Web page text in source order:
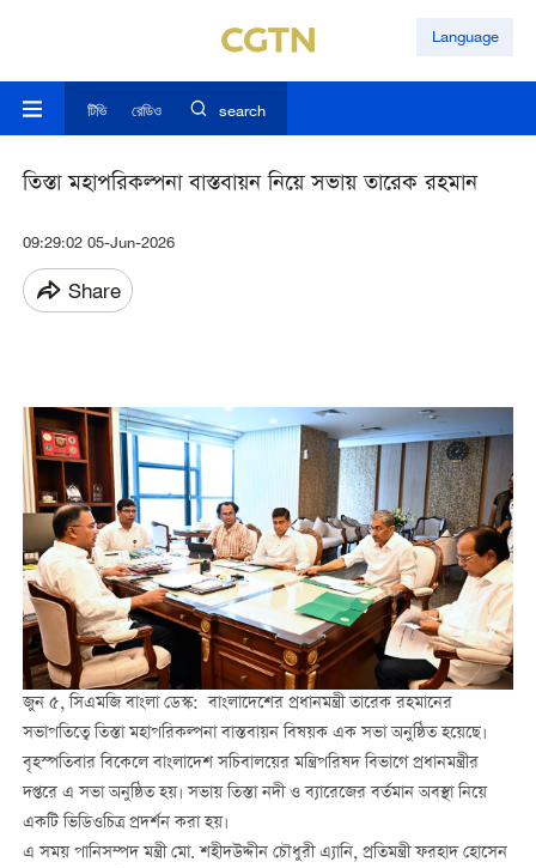
Language
টিভি রেডিও search
তিস্তা মহাপরিকল্পনা বাস্তবায়ন নিয়ে সভায় তারেক রহমান
09:29:02 05-Jun-2026
Share
জুন ৫, সিএমজি বাংলা ডেস্ক: বাংলাদেশের প্রধানমন্ত্রী তারেক রহমানের
সভাপতিত্বে তিস্তা মহাপরিকল্পনা বাস্তবায়ন বিষয়ক এক সভা অনুষ্ঠিত হয়েছে।
বৃহস্পতিবার বিকেলে বাংলাদেশ সচিবালয়ের মন্ত্রিপরিষদ বিভাগে প্রধানমন্ত্রীর
দপ্তরে এ সভা অনুষ্ঠিত হয়। সভায় তিস্তা নদী ও ব্যারেজের বর্তমান অবস্থা নিয়ে
একটি ভিডিওচিত্র প্রদর্শন করা হয়।
এ সময় পানিসম্পদ মন্ত্রী মো. শহীদউদ্দীন চৌধুরী এ্যানি, প্রতিমন্ত্রী ফরহাদ হোসেন